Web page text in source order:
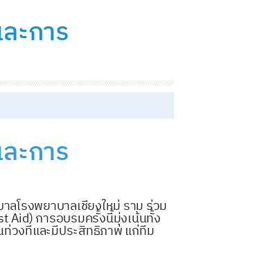
ะการ
ะการ
โรงพยาบาลเชียงใหม่ ราม ร่วม
Aid) การอบรมครั้งนี้มุ่งเน้นทั้ง
วงทีและมีประสิทธิภาพ แก่ทีม